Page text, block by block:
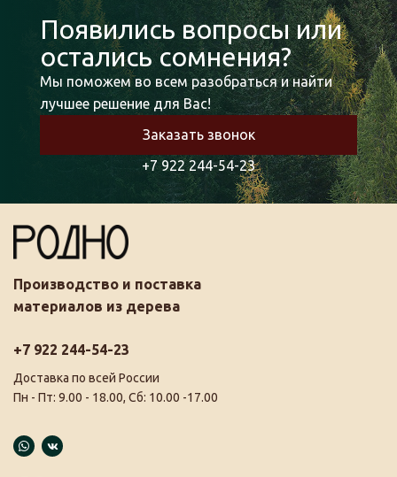
Появились вопросы или
остались сомнения?
Мы поможем во всем разобраться и найти
лучшее решение для Вас!
Заказать звонок
+7 922 244-54-23
Производство и поставка
материалов из дерева
+7 922 244-54-23
Доставка по всей России
Пн - Пт: 9.00 - 18.00, Сб: 10.00 -17.00